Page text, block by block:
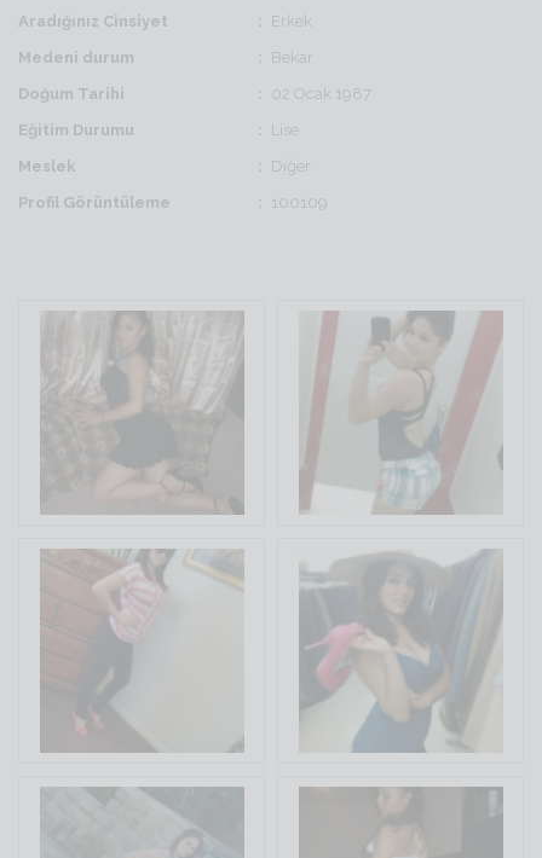
Aradığınız Cinsiyet
Erkek
Medeni durum
Bekar
Doğum Tarihi
02 Ocak 1987
Eğitim Durumu
Lise
Meslek
Diğer
Profil Görüntüleme
100109